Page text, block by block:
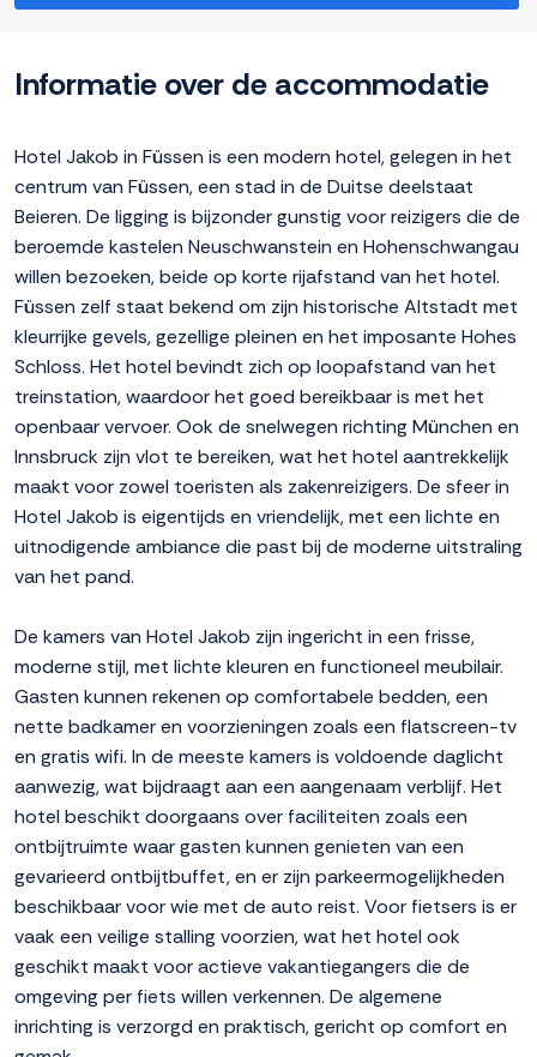
Informatie over de accommodatie
Hotel Jakob in Füssen is een modern hotel, gelegen in het
centrum van Füssen, een stad in de Duitse deelstaat
Beieren. De ligging is bijzonder gunstig voor reizigers die de
beroemde kastelen Neuschwanstein en Hohenschwangau
willen bezoeken, beide op korte rijafstand van het hotel.
Füssen zelf staat bekend om zijn historische Altstadt met
kleurrijke gevels, gezellige pleinen en het imposante Hohes
Schloss. Het hotel bevindt zich op loopafstand van het
treinstation, waardoor het goed bereikbaar is met het
openbaar vervoer. Ook de snelwegen richting München en
Innsbruck zijn vlot te bereiken, wat het hotel aantrekkelijk
maakt voor zowel toeristen als zakenreizigers. De sfeer in
Hotel Jakob is eigentijds en vriendelijk, met een lichte en
uitnodigende ambiance die past bij de moderne uitstraling
van het pand.
De kamers van Hotel Jakob zijn ingericht in een frisse,
moderne stijl, met lichte kleuren en functioneel meubilair.
Gasten kunnen rekenen op comfortabele bedden, een
nette badkamer en voorzieningen zoals een flatscreen-tv
en gratis wifi. In de meeste kamers is voldoende daglicht
aanwezig, wat bijdraagt aan een aangenaam verblijf. Het
hotel beschikt doorgaans over faciliteiten zoals een
ontbijtruimte waar gasten kunnen genieten van een
gevarieerd ontbijtbuffet, en er zijn parkeermogelijkheden
beschikbaar voor wie met de auto reist. Voor fietsers is er
vaak een veilige stalling voorzien, wat het hotel ook
geschikt maakt voor actieve vakantiegangers die de
omgeving per fiets willen verkennen. De algemene
inrichting is verzorgd en praktisch, gericht op comfort en